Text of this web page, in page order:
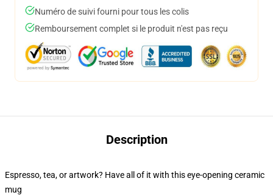
Numéro de suivi fourni pour tous les colis
Remboursement complet si le produit n'est pas reçu
Description
Espresso, tea, or artwork? Have all of it with this eye-opening ceramic
mug